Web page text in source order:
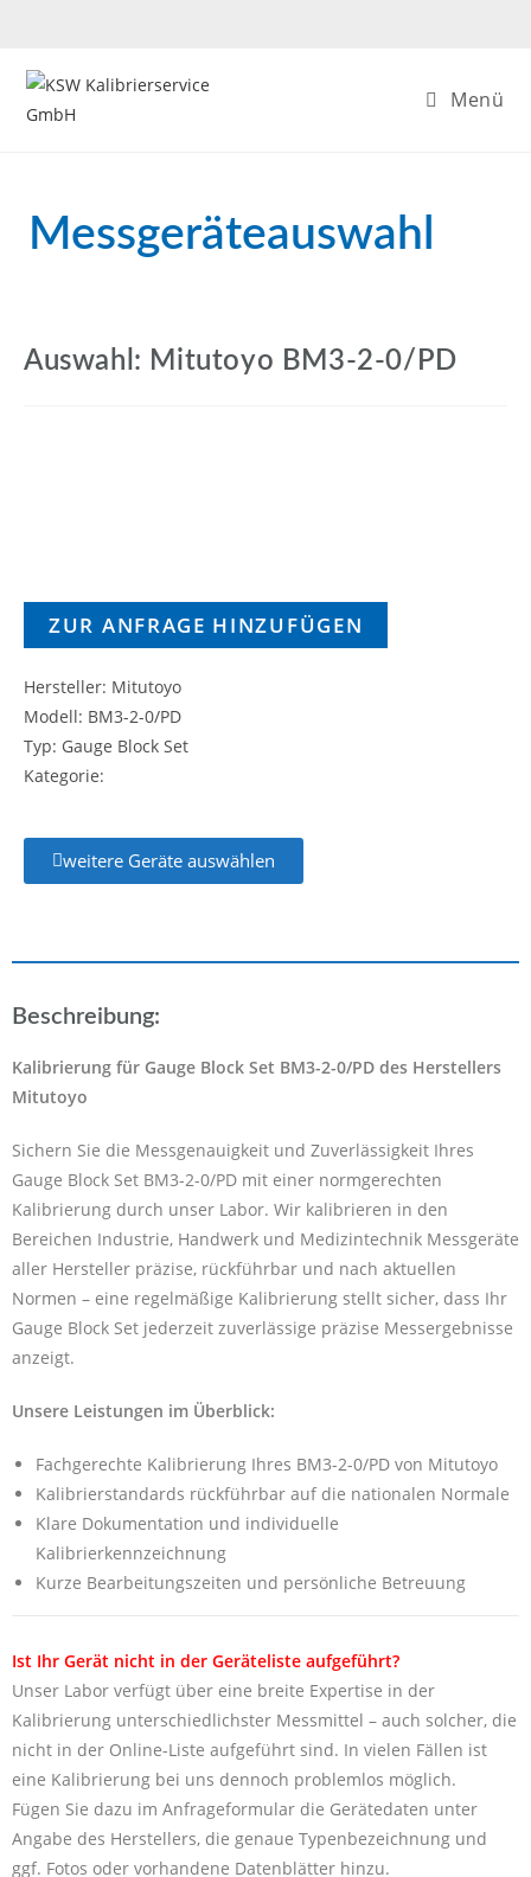
Menü
Messgeräteauswahl
Auswahl: Mitutoyo BM3-2-0/PD
ZUR ANFRAGE HINZUFÜGEN
Hersteller: Mitutoyo
Modell: BM3-2-0/PD
Typ: Gauge Block Set
Kategorie:
weitere Geräte auswählen
Beschreibung:
Kalibrierung für Gauge Block Set BM3-2-0/PD des Herstellers
Mitutoyo
Sichern Sie die Messgenauigkeit und Zuverlässigkeit Ihres
Gauge Block Set BM3-2-0/PD mit einer normgerechten
Kalibrierung durch unser Labor. Wir kalibrieren in den
Bereichen Industrie, Handwerk und Medizintechnik Messgeräte
aller Hersteller präzise, rückführbar und nach aktuellen
Normen – eine regelmäßige Kalibrierung stellt sicher, dass Ihr
Gauge Block Set jederzeit zuverlässige präzise Messergebnisse
anzeigt.
Unsere Leistungen im Überblick:
Fachgerechte Kalibrierung Ihres BM3-2-0/PD von Mitutoyo
Kalibrierstandards rückführbar auf die nationalen Normale
Klare Dokumentation und individuelle
Kalibrierkennzeichnung
Kurze Bearbeitungszeiten und persönliche Betreuung
Ist Ihr Gerät nicht in der Geräteliste aufgeführt?
Unser Labor verfügt über eine breite Expertise in der
Kalibrierung unterschiedlichster Messmittel – auch solcher, die
nicht in der Online-Liste aufgeführt sind. In vielen Fällen ist
eine Kalibrierung bei uns dennoch problemlos möglich.
Fügen Sie dazu im Anfrageformular die Gerätedaten unter
Angabe des Herstellers, die genaue Typenbezeichnung und
ggf. Fotos oder vorhandene Datenblätter hinzu.